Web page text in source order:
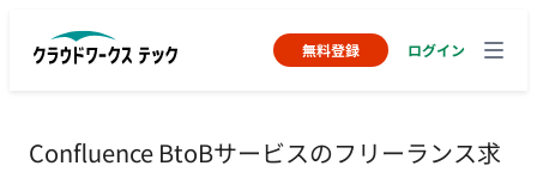
無料登録 ログイン
Confluence BtoBサービスのフリーランス求